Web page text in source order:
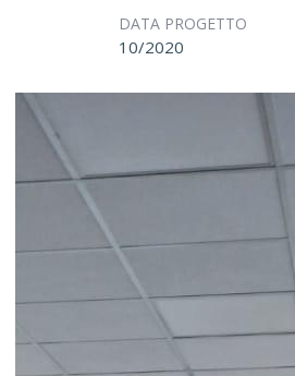
DATA PROGETTO
10/2020